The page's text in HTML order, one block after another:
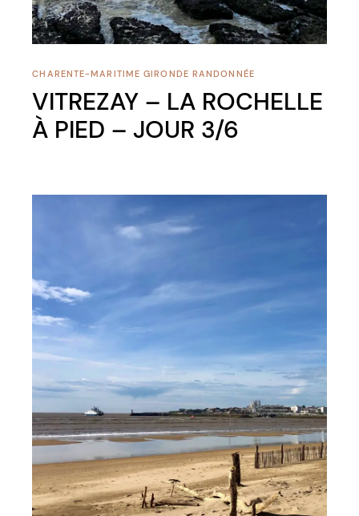
CHARENTE-MARITIMEGIRONDE RANDONNÉE
VITREZAY – LA ROCHELLE
À PIED – JOUR 3/6